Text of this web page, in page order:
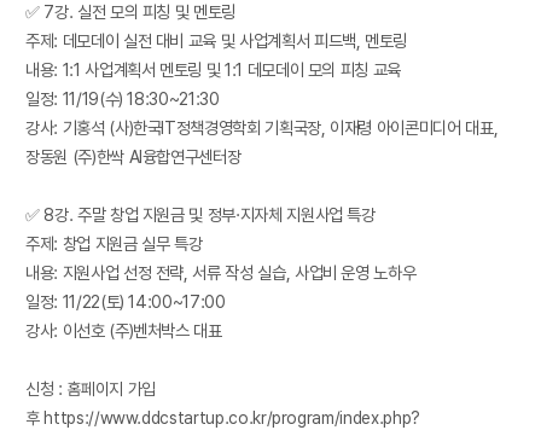
✅ 7강. 실전 모의 피칭 및 멘토링
주제: 데모데이 실전 대비 교육 및 사업계획서 피드백, 멘토링
내용: 1:1 사업계획서 멘토링 및 1:1 데모데이 모의 피칭 교육
일정: 11/19(수) 18:30~21:30
강사: 기홍석 (사)한국IT정책경영학회 기획국장, 이재령 아이콘미디어 대표,
장동원 (주)한싹 AI융합연구센터장
✅ 8강. 주말 창업 지원금 및 정부·지자체 지원사업 특강
주제: 창업 지원금 실무 특강
내용: 지원사업 선정 전략, 서류 작성 실습, 사업비 운영 노하우
일정: 11/22(토) 14:00~17:00
강사: 이선호 (주)벤처박스 대표
신청 : 홈페이지 가입
후 https://www.ddcstartup.co.kr/program/index.php?